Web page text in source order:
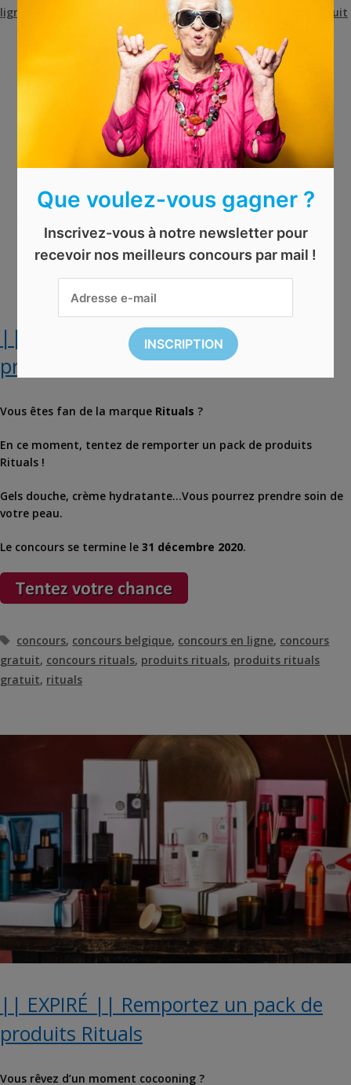
ligne concours rituals,rituals rituals gratuit
|| EXPIRÉ || Gagnez un pack de
produits Rituals
Vous êtes fan de la marque Rituals ?
En ce moment, tentez de remporter un pack de produits
Rituals !
Gels douche, crème hydratante…Vous pourrez prendre soin de
votre peau.
Le concours se termine le 31 décembre 2020.
Étiquettes
concours, concours belgique, concours en ligne, concours
gratuit, concours rituals, produits rituals, produits rituals
gratuit, rituals
|| EXPIRÉ || Remportez un pack de
produits Rituals
Vous rêvez d’un moment cocooning ?
Que voulez-vous gagner ?
Inscrivez-vous à notre newsletter pour
recevoir nos meilleurs concours par mail !